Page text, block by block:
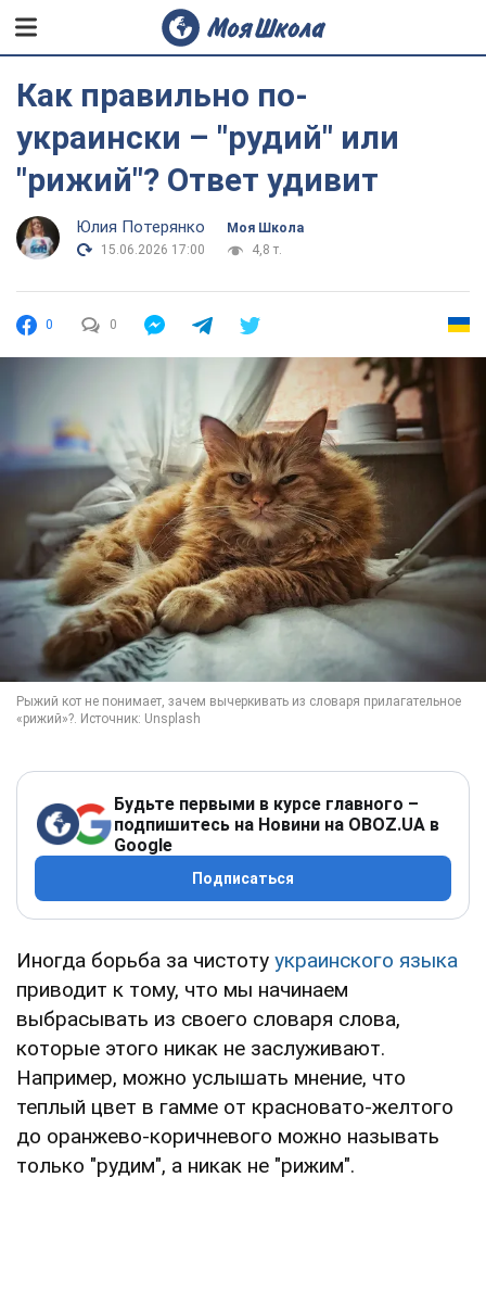
Как правильно по-
украински – "рудий" или
"рижий"? Ответ удивит
Юлия Потерянко
Моя Школа
15.06.2026 17:00
4,8 т.
0 0
Будьте первыми в курсе главного –
подпишитесь на Новини на OBOZ.UA в
Google
Подписаться
Иногда борьба за чистоту украинского языка
приводит к тому, что мы начинаем
выбрасывать из своего словаря слова,
которые этого никак не заслуживают.
Например, можно услышать мнение, что
теплый цвет в гамме от красновато-желтого
до оранжево-коричневого можно называть
только "рудим", а никак не "рижим".